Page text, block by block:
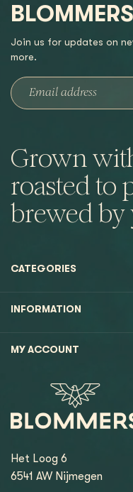
Grown
roasted to
brewed by
Join us for updates on
more.
CATEGORIES
INFORMATION
MY ACCOUNT
Het Loog 6
6541 AW Nijmegen